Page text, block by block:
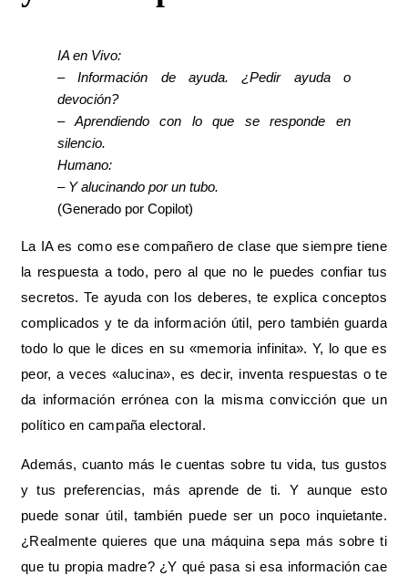
IA en Vivo:
– Información de ayuda. ¿Pedir ayuda o
devoción?
– Aprendiendo con lo que se responde en
silencio.
Humano:
– Y alucinando por un tubo.
(Generado por Copilot)
La IA es como ese compañero de clase que siempre tiene
la respuesta a todo, pero al que no le puedes confiar tus
secretos. Te ayuda con los deberes, te explica conceptos
complicados y te da información útil, pero también guarda
todo lo que le dices en su «memoria infinita». Y, lo que es
peor, a veces «alucina», es decir, inventa respuestas o te
da información errónea con la misma convicción que un
político en campaña electoral.
Además, cuanto más le cuentas sobre tu vida, tus gustos
y tus preferencias, más aprende de ti. Y aunque esto
puede sonar útil, también puede ser un poco inquietante.
¿Realmente quieres que una máquina sepa más sobre ti
que tu propia madre? ¿Y qué pasa si esa información cae